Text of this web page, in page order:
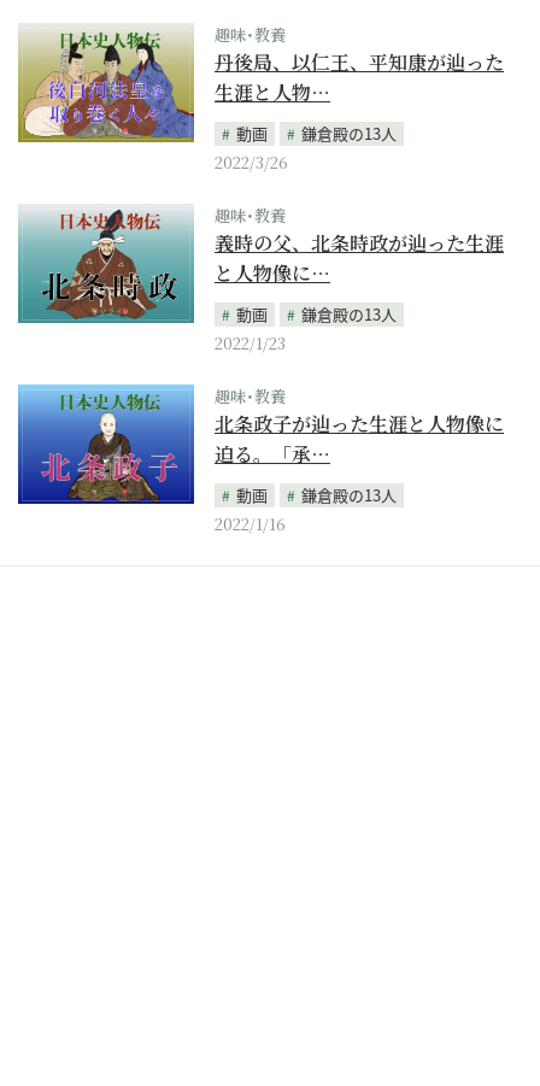
趣味･教養
丹後局、以仁王、平知康が辿った
生涯と人物…
動画
鎌倉殿の13人
2022/3/26
趣味･教養
義時の父、北条時政が辿った生涯
と人物像に…
動画
鎌倉殿の13人
2022/1/23
趣味･教養
北条政子が辿った生涯と人物像に
迫る。「承…
動画
鎌倉殿の13人
2022/1/16